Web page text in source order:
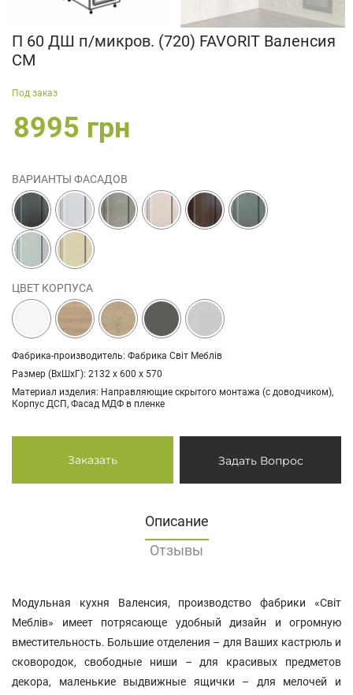
П 60 ДШ п/микров. (720) FAVORIT Валенсия
СМ
Под заказ
8995 грн
ВАРИАНТЫ ФАСАДОВ
ЦВЕТ КОРПУСА
Фабрика-производитель: Фабрика Світ Меблів
Размер (ВхШхГ): 2132 х 600 х 570
Материал изделия: Направляющие скрытого монтажа (с доводчиком),
Корпус ДСП, Фасад МДФ в пленке
Заказать Задать Вопрос
Описание
Отзывы
Модульная кухня Валенсия, производство фабрики «Світ
Меблів» имеет потрясающе удобный дизайн и огромную
вместительность. Большие отделения – для Ваших кастрюль и
сковородок, свободные ниши – для красивых предметов
декора, маленькие выдвижные ящички – для мелочей и